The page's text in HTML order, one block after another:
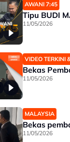
AWANI 7:45
Tipu BUDI
11/05/2026
VIDEO TERKINI
Bekas
11/05/2026
MALAYSIA
Bekas
11/05/2026